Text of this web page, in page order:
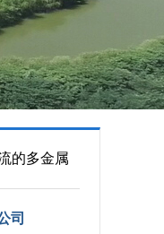
的多金属
司